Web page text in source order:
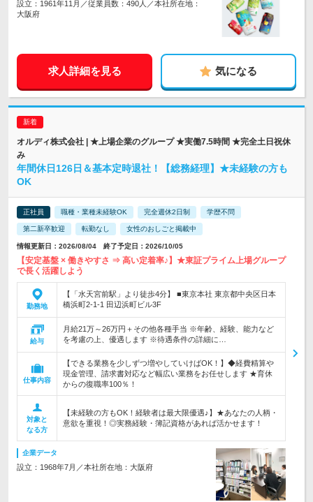
設立：1961年11月／従業員数：490人／本社所在地：
大阪府
求人詳細を見る 気になる
オルディ株式会社 | ★上場企業のグループ ★実働7.5時間 ★完全土日祝休
み
年間休日126日＆基本定時退社！【総務経理】★未経験の方も
OK
正社員 職種・業種未経験OK 完全週休2日制 学歴不問
第二新卒歓迎 転勤なし 女性のおしごと掲載中
情報更新日：2026/08/04 終了予定日：2026/10/05
【安定基盤 × 働きやすさ ⇒ 高い定着率♪】★東証プライム上場グループ
で長く活躍しよう
勤務地
【「水天宮前駅」より徒歩4分】 ■東京本社 東京都中央区日本
橋浜町2-1-1 田辺浜町ビル3F
給与
月給21万～26万円＋その他各種手当 ※年齢、経験、能力など
を考慮の上、優遇します ※待遇条件の詳細に…
仕事内容
【できる業務を少しずつ増やしていけばOK！】◆経費精算や
現金管理、請求書対応など幅広い業務をお任せします ★育休
からの復職率100％！
対象と
なる方
【未経験の方もOK！経験者は最大限優遇♪】★あなたの人柄・
意欲を重視！◎実務経験・簿記資格があれば活かせます！
企業データ
設立：1968年7月／本社所在地：大阪府